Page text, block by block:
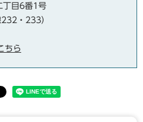
丁目6番1号
・233）
ちら